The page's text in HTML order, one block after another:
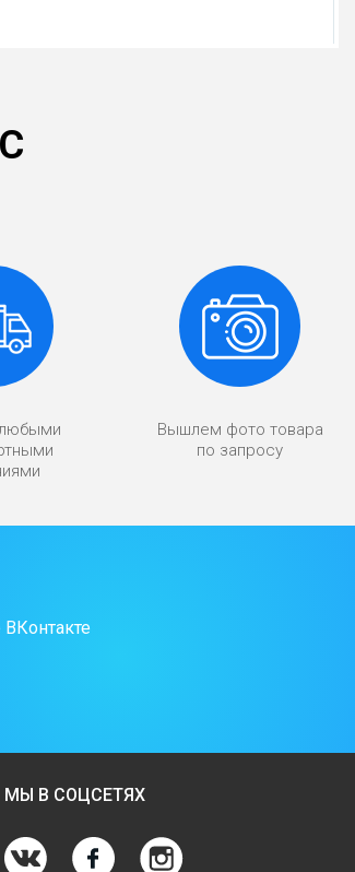
любыми
Вышлем фото товара
по запросу
МЫ В СОЦСЕТЯХ